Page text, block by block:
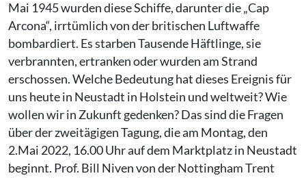
Mai 1945 wurden diese Schiffe, darunter die „Cap
Arcona“, irrtümlich von der britischen Luftwaffe
bombardiert. Es starben Tausende Häftlinge, sie
verbrannten, ertranken oder wurden am Strand
erschossen. Welche Bedeutung hat dieses Ereignis für
uns heute in Neustadt in Holstein und weltweit? Wie
wollen wir in Zukunft gedenken? Das sind die Fragen
über der zweitägigen Tagung, die am Montag, den
2.Mai 2022, 16.00 Uhr auf dem Marktplatz in Neustadt
beginnt. Prof. Bill Niven von der Nottingham Trent